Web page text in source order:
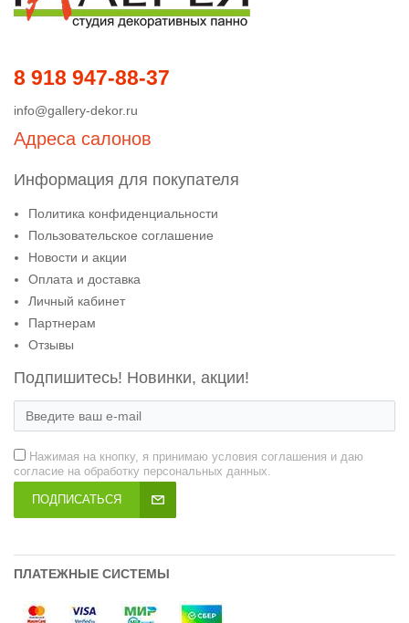
8 918 947-88-37
info@gallery-dekor.ru
Адреса салонов
Информация для покупателя
Политика конфиденциальности
Пользовательское соглашение
Новости и акции
Оплата и доставка
Личный кабинет
Партнерам
Отзывы
Подпишитесь! Новинки, акции!
Нажимая на кнопку, я принимаю условия соглашения и даю
согласие на обработку персональных данных.
ПОДПИСАТЬСЯ
ПЛАТЕЖНЫЕ СИСТЕМЫ